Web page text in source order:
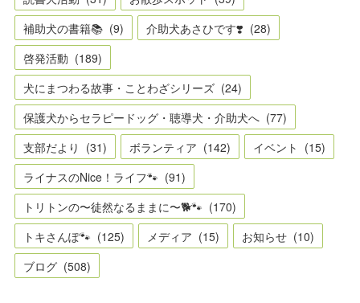
補助犬の書籍📚 (9) 介助犬あさひです❣️ (28)
啓発活動 (189)
犬にまつわる故事・ことわざシリーズ (24)
保護犬からセラピードッグ・聴導犬・介助犬へ (77)
支部だより (31) ボランティア (142) イベント (15)
ライナスのNice！ライフ🐾 (91)
トリトンの〜徒然なるままに〜🐕🐾 (170)
トキさんぽ🐾 (125) メディア (15) お知らせ (10)
ブログ (508)